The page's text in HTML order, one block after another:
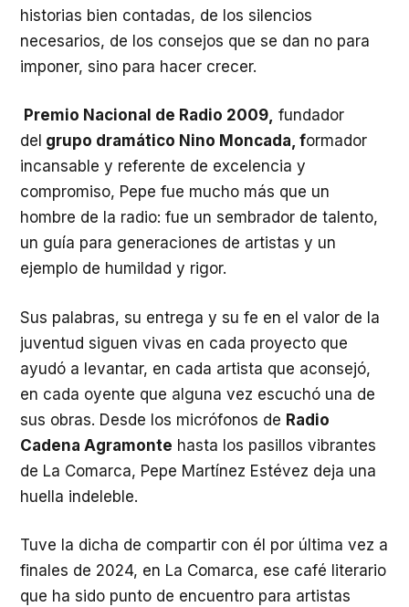
historias bien contadas, de los silencios
necesarios, de los consejos que se dan no para
imponer, sino para hacer crecer.
Premio Nacional de Radio 2009, fundador
del grupo dramático Nino Moncada, formador
incansable y referente de excelencia y
compromiso, Pepe fue mucho más que un
hombre de la radio: fue un sembrador de talento,
un guía para generaciones de artistas y un
ejemplo de humildad y rigor.
Sus palabras, su entrega y su fe en el valor de la
juventud siguen vivas en cada proyecto que
ayudó a levantar, en cada artista que aconsejó,
en cada oyente que alguna vez escuchó una de
sus obras. Desde los micrófonos de Radio
Cadena Agramonte hasta los pasillos vibrantes
de La Comarca, Pepe Martínez Estévez deja una
huella indeleble.
Tuve la dicha de compartir con él por última vez a
finales de 2024, en La Comarca, ese café literario
que ha sido punto de encuentro para artistas